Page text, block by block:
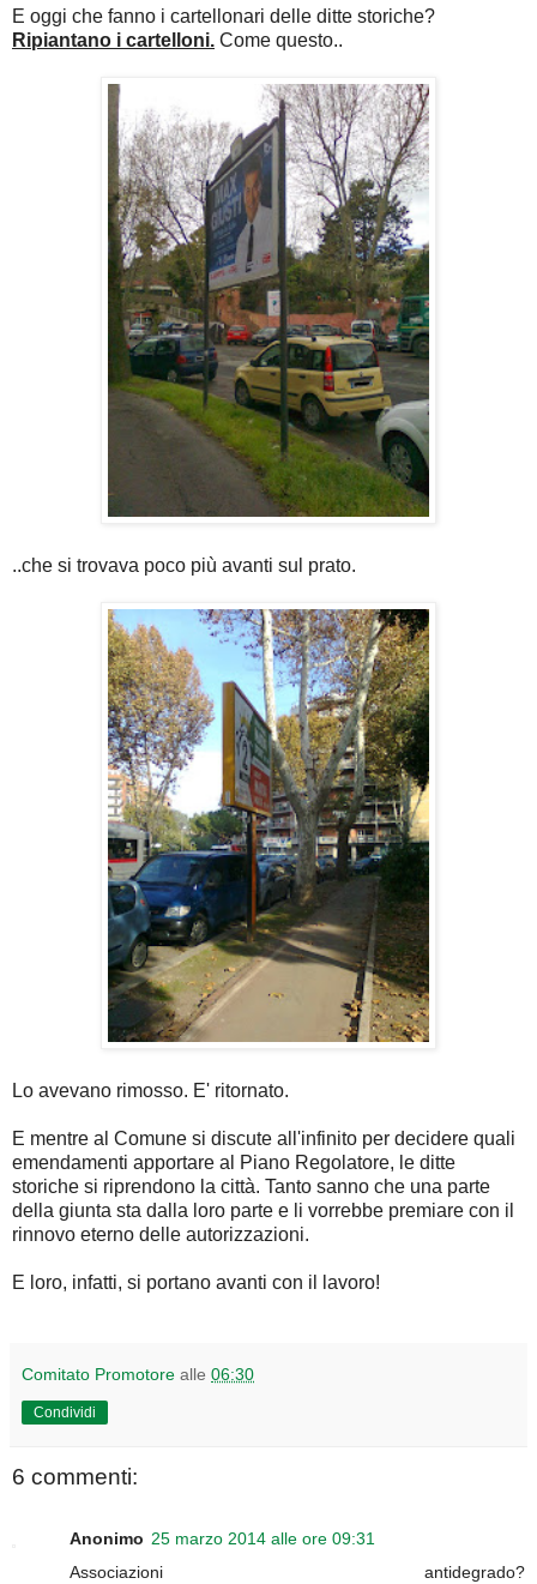
E oggi che fanno i cartellonari delle ditte storiche?
Ripiantano i cartelloni. Come questo..
..che si trovava poco più avanti sul prato.
Lo avevano rimosso. E' ritornato.
E mentre al Comune si discute all'infinito per decidere quali
emendamenti apportare al Piano Regolatore, le ditte
storiche si riprendono la città. Tanto sanno che una parte
della giunta sta dalla loro parte e li vorrebbe premiare con il
rinnovo eterno delle autorizzazioni.
E loro, infatti, si portano avanti con il lavoro!
Comitato Promotore alle 06:30
Condividi
6 commenti:
Anonimo 25 marzo 2014 alle ore 09:31
Associazioni antidegrado?